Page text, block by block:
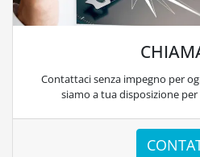
Contattaci senza impegno per
siamo a tua disposizione